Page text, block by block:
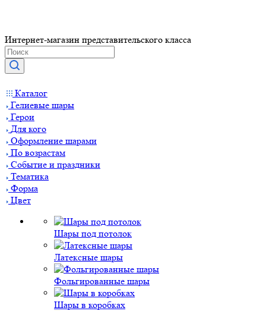
Интернет-магазин представительского класса
Каталог
Гелиевые шары
Герои
Для кого
Оформление шарами
По возрастам
Событие и праздники
Тематика
Форма
Цвет
Шары под потолок
Латексные шары
Фольгированные шары
Шары в коробках